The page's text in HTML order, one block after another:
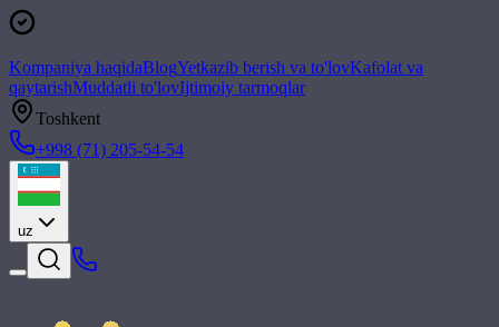
Kompaniya haqidaBlogYetkazib berish va to'lovKafolat va
qaytarishMuddatli to'lovIjtimoiy tarmoqlar
Toshkent
+998 (71) 205-54-54
uz